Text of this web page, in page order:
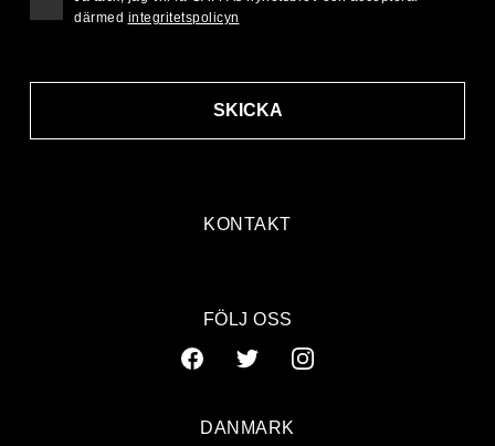
KONTAKT
SKICKA
därmed integritetspolicyn
FÖLJ OSS
DANMARK